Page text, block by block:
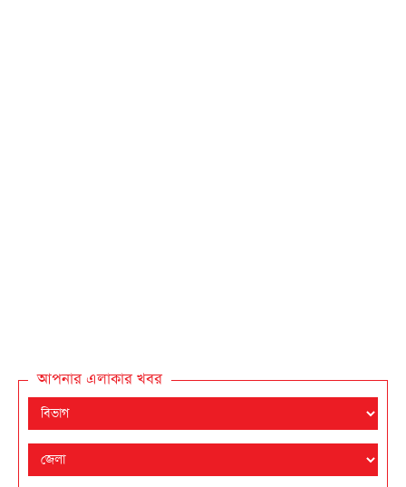
আপনার এলাকার খবর